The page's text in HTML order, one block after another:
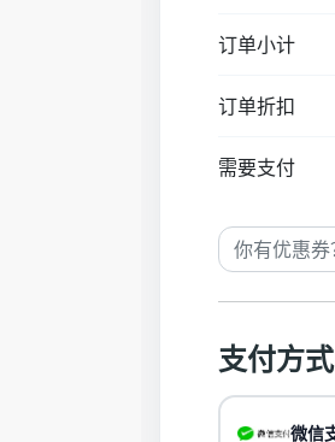
订单小计
订单折扣
需要支付
支付方式
微信